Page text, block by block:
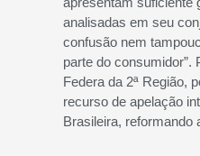
analisadas em seu
confusão nem
parte do consumidor”.
Federa da 2ª Região,
recurso de apelação
Brasileira, reformando